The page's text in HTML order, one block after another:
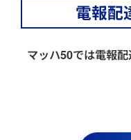
電報配
マッハ50では電報配